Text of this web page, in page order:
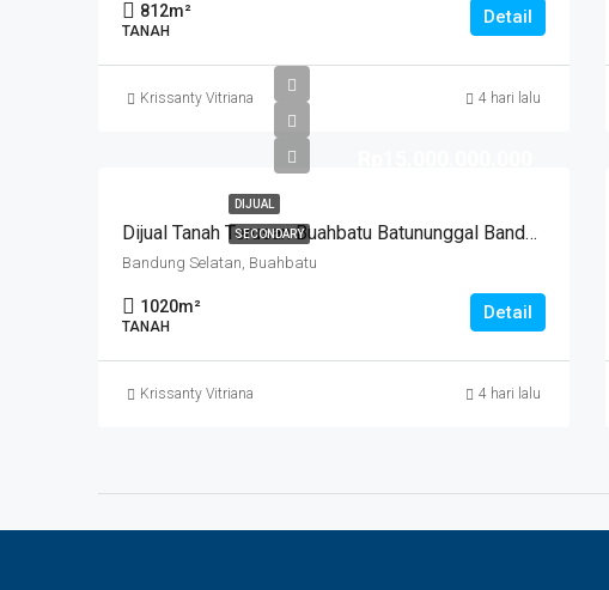
812m²
TANAH
Detail
Krissanty Vitriana 4 hari lalu
DIJUAL
SECONDARY Dijual Tanah Terusan Buahbatu Batununggal Bandung Kidul
Bandung Selatan, Buahbatu
1020m²
TANAH
Detail
Krissanty Vitriana 4 hari lalu